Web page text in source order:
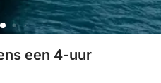
een 4-uur